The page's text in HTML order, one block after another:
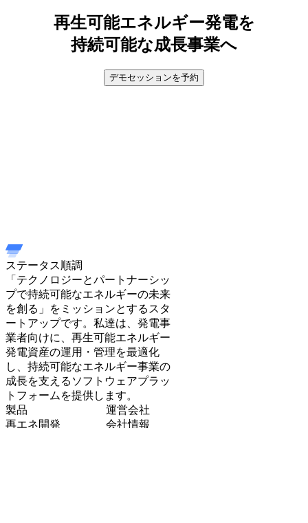
再生可能エネルギー発電を
持続可能な成長事業へ
デモセッションを予約
ステータス順調
「テクノロジーとパートナーシッ
プで持続可能なエネルギーの未来
を創る」をミッションとするスタ
ートアップです。私達は、発電事
業者向けに、再生可能エネルギー
発電資産の運用・管理を最適化
し、持続可能なエネルギー事業の
成長を支えるソフトウェアプラッ
トフォームを提供します。
製品
再エネ開発
運営会社
会社情報